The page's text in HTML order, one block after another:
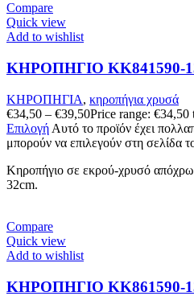
Compare
Quick view
Add to wishlist
ΚΗΡΟΠΗΓΙΟ KK841590-
ΚΗΡΟΠΗΓΙΑ, κηροπήγια χρυσά
€34,50 – €39,50Price range:
Επιλογή Αυτό το προϊόν έχει
μπορούν να επιλεγούν στη σελίδα
Kηροπήγιο σε εκρού-χρυσό
32cm.
Compare
Quick view
Add to wishlist
ΚΗΡΟΠΗΓΙΟ KK861590-